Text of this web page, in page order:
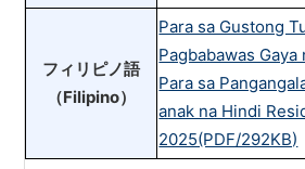
フィリピノ語
（Filipino）
Para sa Gustong
Pagbabawas Gaya
Para sa
anak na Hindi
2025(PDF/292KB)